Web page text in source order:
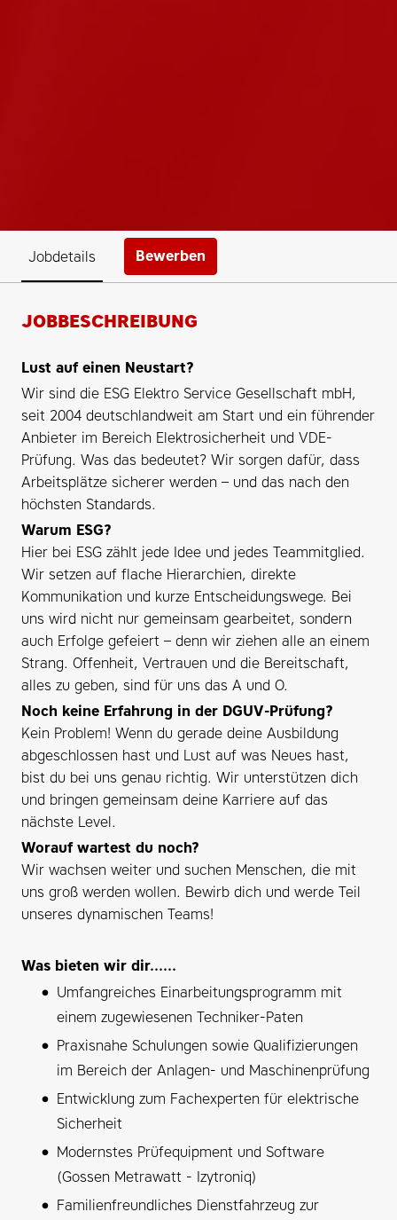
Jobdetails Bewerben
JOBBESCHREIBUNG
Lust auf einen Neustart?
Wir sind die ESG Elektro Service Gesellschaft mbH,
seit 2004 deutschlandweit am Start und ein führender
Anbieter im Bereich Elektrosicherheit und VDE-
Prüfung. Was das bedeutet? Wir sorgen dafür, dass
Arbeitsplätze sicherer werden – und das nach den
höchsten Standards.
Warum ESG?
Hier bei ESG zählt jede Idee und jedes Teammitglied.
Wir setzen auf flache Hierarchien, direkte
Kommunikation und kurze Entscheidungswege. Bei
uns wird nicht nur gemeinsam gearbeitet, sondern
auch Erfolge gefeiert – denn wir ziehen alle an einem
Strang. Offenheit, Vertrauen und die Bereitschaft,
alles zu geben, sind für uns das A und O.
Noch keine Erfahrung in der DGUV-Prüfung?
Kein Problem! Wenn du gerade deine Ausbildung
abgeschlossen hast und Lust auf was Neues hast,
bist du bei uns genau richtig. Wir unterstützen dich
und bringen gemeinsam deine Karriere auf das
nächste Level.
Worauf wartest du noch?
Wir wachsen weiter und suchen Menschen, die mit
uns groß werden wollen. Bewirb dich und werde Teil
unseres dynamischen Teams!
Was bieten wir dir......
Umfangreiches Einarbeitungsprogramm mit
einem zugewiesenen Techniker-Paten
Praxisnahe Schulungen sowie Qualifizierungen
im Bereich der Anlagen- und Maschinenprüfung
Entwicklung zum Fachexperten für elektrische
Sicherheit
Modernstes Prüfequipment und Software
(Gossen Metrawatt - Izytroniq)
Familienfreundliches Dienstfahrzeug zur